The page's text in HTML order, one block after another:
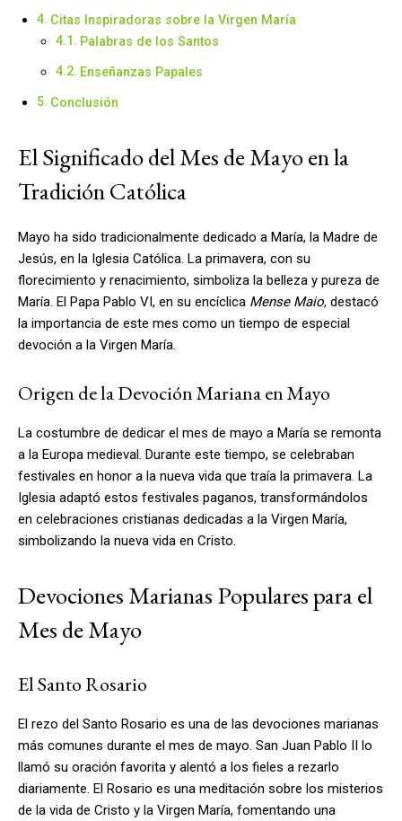
Citas Inspiradoras sobre la Virgen María
Palabras de los Santos
Enseñanzas Papales
Conclusión
El Significado del Mes de Mayo en la
Tradición Católica
Mayo ha sido tradicionalmente dedicado a María, la Madre de
Jesús, en la Iglesia Católica. La primavera, con su
florecimiento y renacimiento, simboliza la belleza y pureza de
María. El Papa Pablo VI, en su encíclica Mense Maio, destacó
la importancia de este mes como un tiempo de especial
devoción a la Virgen María.
Origen de la Devoción Mariana en Mayo
La costumbre de dedicar el mes de mayo a María se remonta
a la Europa medieval. Durante este tiempo, se celebraban
festivales en honor a la nueva vida que traía la primavera. La
Iglesia adaptó estos festivales paganos, transformándolos
en celebraciones cristianas dedicadas a la Virgen María,
simbolizando la nueva vida en Cristo.
Devociones Marianas Populares para el
Mes de Mayo
El Santo Rosario
El rezo del Santo Rosario es una de las devociones marianas
más comunes durante el mes de mayo. San Juan Pablo II lo
llamó su oración favorita y alentó a los fieles a rezarlo
diariamente. El Rosario es una meditación sobre los misterios
de la vida de Cristo y la Virgen María, fomentando una